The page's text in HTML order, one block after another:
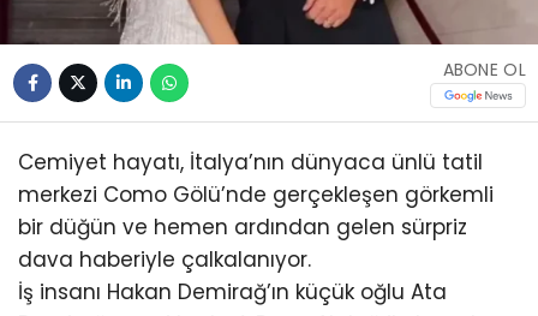
ABONE OL
Cemiyet hayatı, İtalya’nın dünyaca ünlü tatil
merkezi Como Gölü’nde gerçekleşen görkemli
bir düğün ve hemen ardından gelen sürpriz
dava haberiyle çalkalanıyor.
İş insanı Hakan Demirağ’ın küçük oğlu Ata